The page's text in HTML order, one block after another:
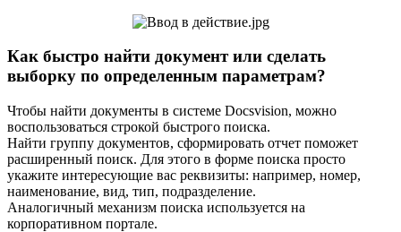
Как быстро найти документ или сделать
выборку по определенным параметрам?
Чтобы найти документы в системе Docsvision, можно
воспользоваться строкой быстрого поиска.
Найти группу документов, сформировать отчет поможет
расширенный поиск. Для этого в форме поиска просто
укажите интересующие вас реквизиты: например, номер,
наименование, вид, тип, подразделение.
Аналогичный механизм поиска используется на
корпоративном портале.